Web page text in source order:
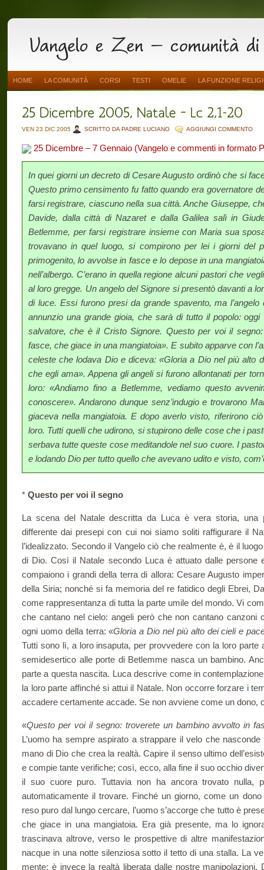
HOME LA COMUNITÀ CORSI TESTI OMELIE LA FUNZIONE
VEN 23 DIC 2005 SCRITTO DA PADRE LUCIANO AGGIUNGI COMMENTO
25 Dicembre – 7 Gennaio (Vangelo e commenti in formato
In quei giorni un decreto di Cesare Augusto ordinò che si
Questo primo censimento fu fatto quando era governatore
farsi registrare, ciascuno nella sua città. Anche Giuseppe,
Davide, dalla città di Nazaret e dalla Galilea salì in
Betlemme, per farsi registrare insieme con Maria sua
trovavano in quel luogo, si compirono per lei i giorni del
primogenito, lo avvolse in fasce e lo depose in una
nell’albergo. C’erano in quella regione alcuni pastori che
al loro gregge. Un angelo del Signore si presentò davanti a
di luce. Essi furono presi da grande spavento, ma
annunzio una grande gioia, che sarà di tutto il popolo:
salvatore, che è il Cristo Signore. Questo per voi il
fasce, che giace in una mangiatoia». E subito apparve con
celeste che lodava Dio e diceva: «Gloria a Dio nel più alto
che egli ama». Appena gli angeli si furono allontanati per
loro: «Andiamo fino a Betlemme, vediamo questo
conoscere». Andarono dunque senz’indugio e trovarono
giaceva nella mangiatoia. E dopo averlo visto, riferirono
loro. Tutti quelli che udirono, si stupirono delle cose che i
serbava tutte queste cose meditandole nel suo cuore. I
e lodando Dio per tutto quello che avevano udito e visto,
* Questo per voi il segno
La scena del Natale descritta da Luca è vera storia, una
differente dai presepi con cui noi siamo soliti raffigurare il
l’idealizzato. Secondo il Vangelo ciò che realmente è, è il
di Dio. Così il Natale secondo Luca è attuato dalle persone
compaiono i grandi della terra di allora: Cesare Augusto
della Siria; nonché si fa memoria del re fatidico degli Ebrei,
come rappresentanza di tutta la parte umile del mondo. Vi
che cantano nel cielo: angeli però che non cantano canzoni
ogni uomo della terra: «Gloria a Dio nel più alto dei cieli e
Tutti sono lì, a loro insaputa, per provvedere con la loro parte
semidesertico alle porte di Betlemme nasca un bambino.
parte a questa nascita. Luca descrive come in
la loro parte affinché si attui il Natale. Non occorre forzare i
accadere certamente accade. Se non avviene come un dono,
«Questo per voi il segno: troverete un bambino avvolto in
L’uomo ha sempre aspirato a strappare il velo che
mano di Dio che crea la realtà. Capire il senso ultimo
e compie tante verifiche; così, ecco, alla fine il suo occhio
il suo cuore puro. Tuttavia non ha ancora trovato nulla,
automaticamente il trovare. Finché un giorno, come un
reso puro dal lungo cercare, l’uomo s’accorge che tutto è
che giace in una mangiatoia. Era già presente, ma lo
trascinava altrove, verso le prospettive di altre
nacque in una notte silenziosa sotto il tetto di una stalla. La
mente; è invece la realtà liberata dalle nostre manipolazioni.